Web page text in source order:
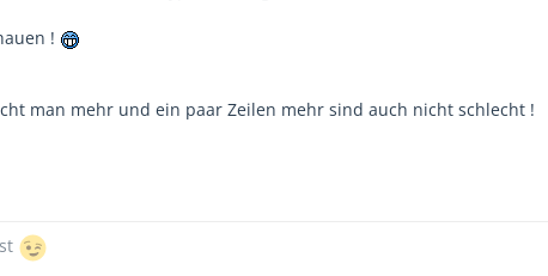
!
man mehr und ein paar Zeilen mehr sind auch nicht schlecht !